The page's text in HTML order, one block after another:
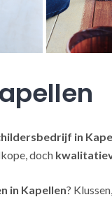
in
doch
in Kapellen?